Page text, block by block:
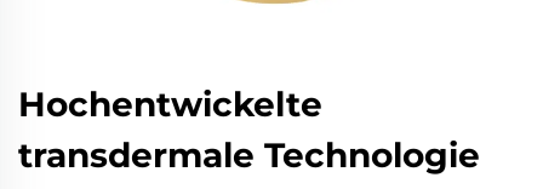
Hochentwickelte
transdermale Technologie